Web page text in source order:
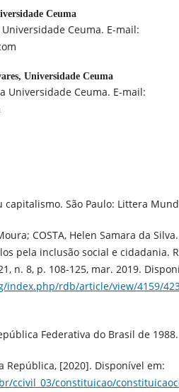
Ceuma
Ceuma. E-mail:
Universidade Ceuma
Universidade Ceuma. E-mail:
capitalismo. São Paulo: Littera
COSTA, Helen Samara da Silva.
pela inclusão social e cidadania.
n. 8, p. 108-125, mar. 2019.
index.php/rdb/article/view/4159/
Federativa do Brasil de 1988.
República, [2020]. Disponível em:
ccivil_03/constituicao/